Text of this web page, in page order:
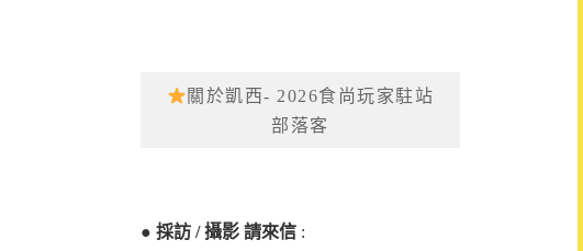
關於凱西- 2026食尚玩家駐站
部落客
●採訪 / 攝影 請來信 :